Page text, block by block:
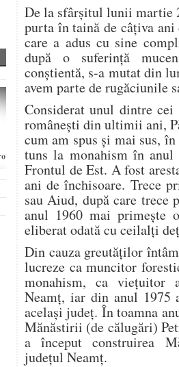
De la sfârşitul lunii martie
purta în taină de câţiva
care a adus cu sine
după o suferinţă
conştientă, s-a mutat din
avem parte de rugăciunile
Considerat unul dintre
româneşti din ultimii ani,
cum am spus şi mai sus,
tuns la monahism în
Frontul de Est. A fost
ani de închisoare. Trece
sau Aiud, după care trece
anul 1960 mai primeşte
eliberat odată cu ceilalţi
Din cauza greutăţilor
lucreze ca muncitor
monahism, ca vieţuitor
Neamţ, iar din anul
acelaşi judeţ. În toamna
Mănăstirii (de călugări)
a început construirea
judeţul Neamţ.